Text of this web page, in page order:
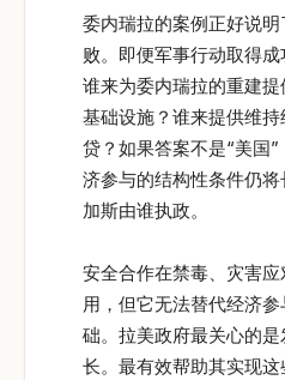
委内瑞拉的案例正好说
败。即便军事行动取得成
谁来为委内瑞拉的重建
基础设施？谁来提供维
贷？如果答案不是“美国
济参与的结构性条件仍
加斯由谁执政。
安全合作在禁毒、灾害
用，但它无法替代经济
础。拉美政府最关心的
长。最有效帮助其实现